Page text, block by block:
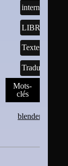
internet
Textes
Traductions
Mots-
clés
blender